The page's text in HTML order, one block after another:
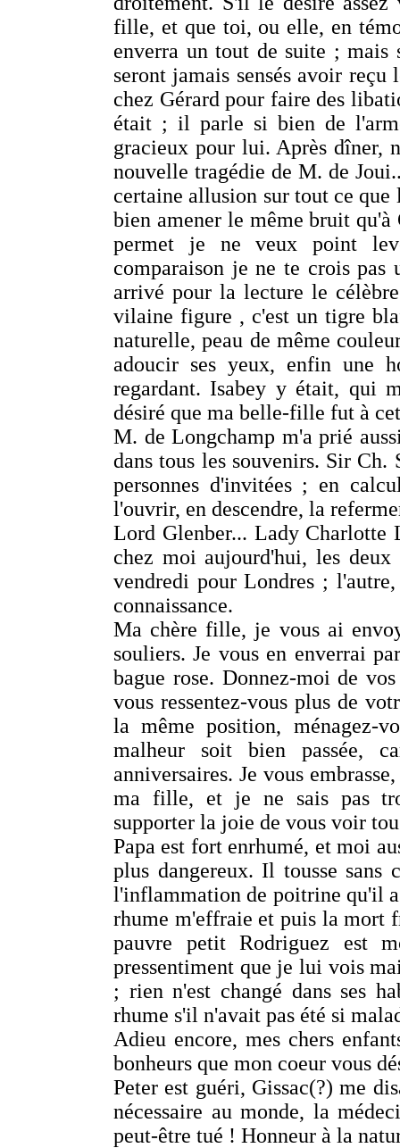
fille, et que toi, ou elle, en
enverra un tout de suite ;
seront jamais sensés avoir
chez Gérard pour faire des
était ; il parle si bien de
gracieux pour lui. Après dîner,
nouvelle tragédie de M. de
certaine allusion sur tout ce
bien amener le même bruit
permet je ne veux point
comparaison je ne te crois pas
arrivé pour la lecture le
vilaine figure , c'est un tigre
naturelle, peau de même
adoucir ses yeux, enfin une
regardant. Isabey y était, qui
désiré que ma belle-fille fut à
M. de Longchamp m'a prié
dans tous les souvenirs. Sir
personnes d'invitées ; en
l'ouvrir, en descendre, la
Lord Glenber... Lady Charlotte
chez moi aujourd'hui, les
vendredi pour Londres ;
connaissance.
Ma chère fille, je vous ai
souliers. Je vous en enverrai
bague rose. Donnez-moi de
vous ressentez-vous plus de
la même position, ménagez-
malheur soit bien passée,
anniversaires. Je vous
ma fille, et je ne sais pas
supporter la joie de vous voir
Papa est fort enrhumé, et moi
plus dangereux. Il tousse sans
l'inflammation de poitrine qu'il a
rhume m'effraie et puis la mort
pauvre petit Rodriguez est
pressentiment que je lui vois
; rien n'est changé dans ses
rhume s'il n'avait pas été si
Adieu encore, mes chers
bonheurs que mon coeur vous
Peter est guéri, Gissac(?) me
nécessaire au monde, la
peut-être tué ! Honneur à la